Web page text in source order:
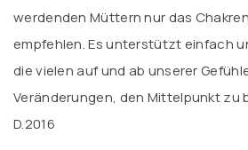
werdenden Müttern nur das
empfehlen. Es unterstützt einfach
die vielen auf und ab unserer
Veränderungen, den Mittelpunkt zu
D.2016